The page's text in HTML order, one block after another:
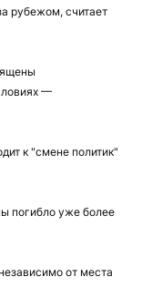
рубежом, считает
—
к "смене политик"
погибло уже более
от места